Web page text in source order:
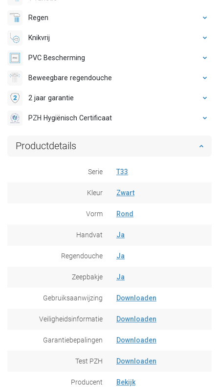
Regen
Knikvrij
PVC Bescherming
Beweegbare regendouche
2 jaar garantie
PZH Hygiënisch Certificaat
Productdetails
Serie T33
Kleur Zwart
Vorm Rond
Handvat Ja
Regendouche Ja
Zeepbakje Ja
Gebruiksaanwijzing Downloaden
Veiligheidsinformatie Downloaden
Garantiebepalingen Downloaden
Test PZH Downloaden
Producent Bekijk